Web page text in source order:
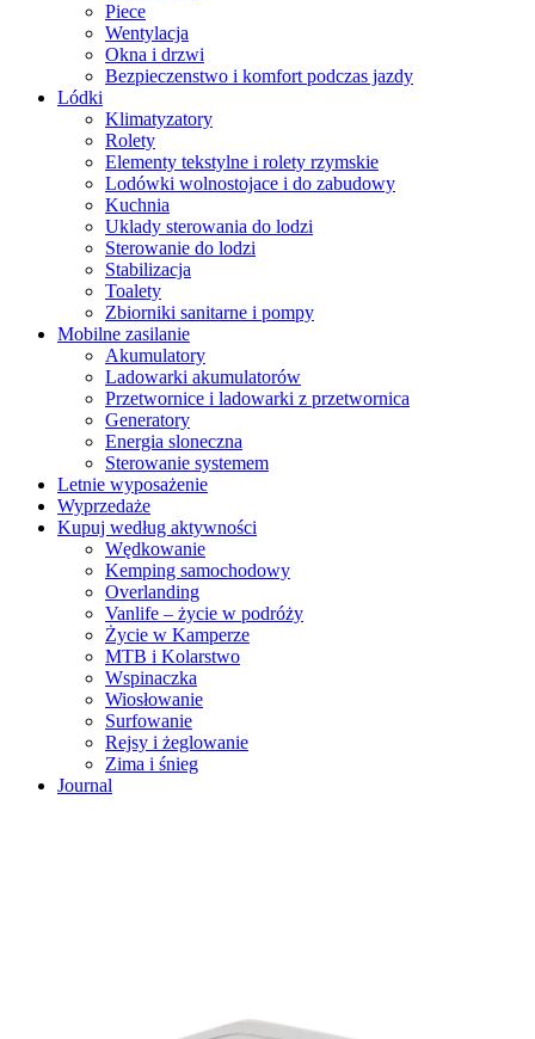
Piece
Wentylacja
Okna i drzwi
Bezpieczenstwo i komfort podczas jazdy
Lódki
Klimatyzatory
Rolety
Elementy tekstylne i rolety rzymskie
Lodówki wolnostojace i do zabudowy
Kuchnia
Uklady sterowania do lodzi
Sterowanie do lodzi
Stabilizacja
Toalety
Zbiorniki sanitarne i pompy
Mobilne zasilanie
Akumulatory
Ladowarki akumulatorów
Przetwornice i ladowarki z przetwornica
Generatory
Energia sloneczna
Sterowanie systemem
Letnie wyposażenie
Wyprzedaże
Kupuj według aktywności
Wędkowanie
Kemping samochodowy
Overlanding
Vanlife – życie w podróży
Życie w Kamperze
MTB i Kolarstwo
Wspinaczka
Wiosłowanie
Surfowanie
Rejsy i żeglowanie
Zima i śnieg
Journal